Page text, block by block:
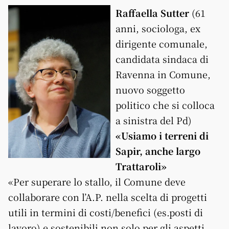
Raffaella Sutter (61
anni, sociologa, ex
dirigente comunale,
candidata sindaca di
Ravenna in Comune,
nuovo soggetto
politico che si colloca
a sinistra del Pd)
«Usiamo i terreni di
Sapir, anche largo
Trattaroli»
«Per superare lo stallo, il Comune deve
collaborare con l’A.P. nella scelta di progetti
utili in termini di costi/benefici (es.posti di